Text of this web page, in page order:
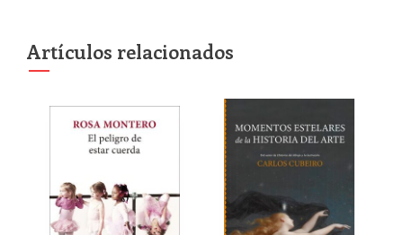
Artículos relacionados